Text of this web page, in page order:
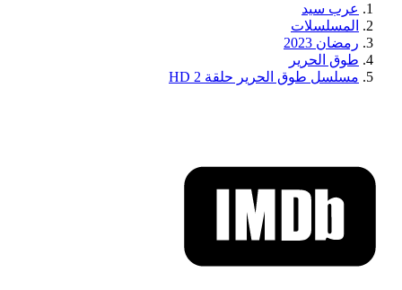
عرب سيد
المسلسلات
رمضان 2023
طوق الحرير
مسلسل طوق الحرير حلقة 2 HD